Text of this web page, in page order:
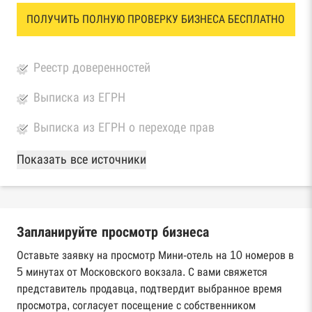
ПОЛУЧИТЬ ПОЛНУЮ ПРОВЕРКУ БИЗНЕСА БЕСПЛАТНО
Реестр доверенностей
Выписка из ЕГРН
Выписка из ЕГРН о переходе прав
База Росстата
Реестры ЕГРЮЛ и ЕГРИП Федеральной
Реестр государственных контрактов
Федерального казначейства
Картотека арбитражных дел Высшего
арбитражного суда
Показать все источники
Запланируйте просмотр бизнеса
Оставьте заявку на просмотр Мини-отель на 10 номеров в
5 минутах от Московского вокзала. С вами свяжется
представитель продавца, подтвердит выбранное время
просмотра, согласует посещение с собственником